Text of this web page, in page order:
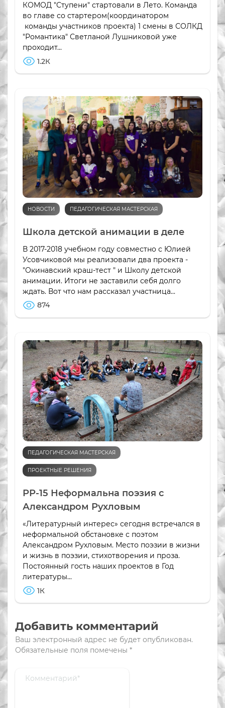
КОМОД "Ступени" стартовали в Лето. Команда
во главе со стартером(координатором
команды участников проекта) 1 смены в СОЛКД
"Романтика" Светланой Лушниковой уже
проходит...
1.2К
НОВОСТИ ПЕДАГОГИЧЕСКАЯ МАСТЕРСКАЯ
Школа детской анимации в деле
В 2017-2018 учебном году совместно с Юлией
Усовчиковой мы реализовали два проекта -
"Окинавский краш-тест " и Школу детской
анимации. Итоги не заставили себя долго
ждать. Вот что нам рассказал участница...
874
ПЕДАГОГИЧЕСКАЯ МАСТЕРСКАЯ
ПРОЕКТНЫЕ РЕШЕНИЯ
РР-15 Неформальна поэзия с
Александром Рухловым
«Литературный интерес» сегодня встречался в
неформальной обстановке с поэтом
Александром Рухловым. Место поэзии в жизни
и жизнь в поэзии, стихотворения и проза.
Постоянный гость наших проектов в Год
литературы...
1К
Добавить комментарий
Ваш электронный адрес не будет опубликован.
Обязательные поля помечены *